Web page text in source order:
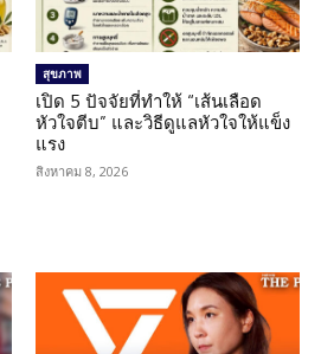
สุขภาพ
เปิด 5 ปัจจัยที่ทำให้ “เส้นเลือด
หัวใจตีบ” และวิธีดูแลหัวใจให้แข็ง
แรง
สิงหาคม 8, 2026